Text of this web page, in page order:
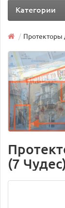
Категории
Протекторы
(7